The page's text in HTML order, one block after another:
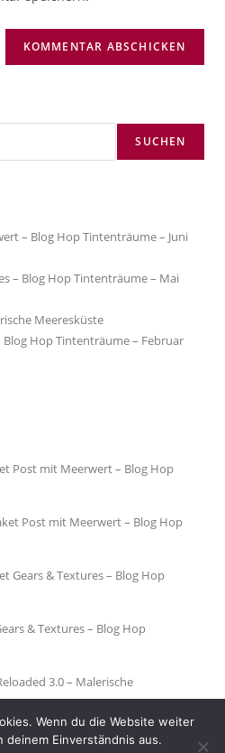
SUCHEN
– Blog Hop Tintenträume – Juni
– Blog Hop Tintenträume – Mai
Meeresküste
Hop Tintenträume – Februar
Post mit Meerwert – Blog Hop
Post mit Meerwert – Blog Hop
Gears & Textures – Blog Hop
& Textures – Blog Hop
3.0 – Malerische
Wenn du die Website weiter
Einverständnis aus.